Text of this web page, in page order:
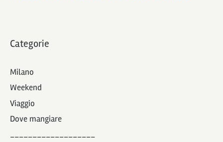
Categorie
Milano
Weekend
Viaggio
Dove mangiare
___________________